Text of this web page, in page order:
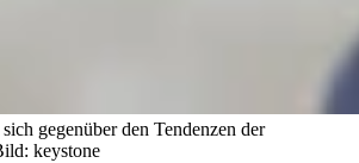
gegenüber den Tendenzen der
keystone